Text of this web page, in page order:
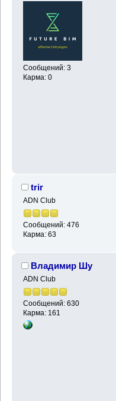
Сообщений: 3
Карма: 0
trir
ADN Club
Сообщений: 476
Карма: 63
Владимир Шу
ADN Club
Сообщений: 630
Карма: 161